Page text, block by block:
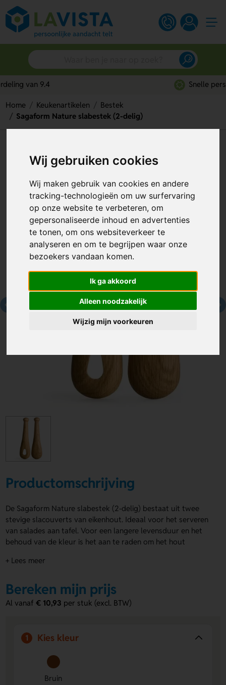
Wij gebruiken cookies
Wij maken gebruik van cookies en andere
tracking-technologieën om uw surfervaring
op onze website te verbeteren, om
gepersonaliseerde inhoud en advertenties
te tonen, om ons websiteverkeer te
analyseren en om te begrijpen waar onze
bezoekers vandaan komen.
Ik ga akkoord
Alleen noodzakelijk
Wijzig mijn voorkeuren
Home Keukenartikelen
Bestek
Sagaform Nature slabestek (2-delig)
delig)
Artikelnummer: 329636
Productomschrijving
De Sagaform Nature slabestek (2-delig) bestaat uit twee
stevige slacouverts van eikenhout. Ideaal voor het serveren
van salades aan tafel. Voor een langere levensduur en het
behoud van de kleur is het aan te raden om het hout
graverenmet een naam of logo. De Sagaform Nature
maaltijd.
Voordelen van de Sagaform Nature
Gemaakt van eikenhout
– Duurzaam materiaal met een
warme, natuurlijke uitstraling.
Graveerbaar handvat
logo toe op het handvat.
Lange levensduur bij onderhoud
+ Lees meer
Bereken mijn prijs
Al vanaf€ 10,93 per stuk (excl. BTW)
1 Kies kleur
Bruin